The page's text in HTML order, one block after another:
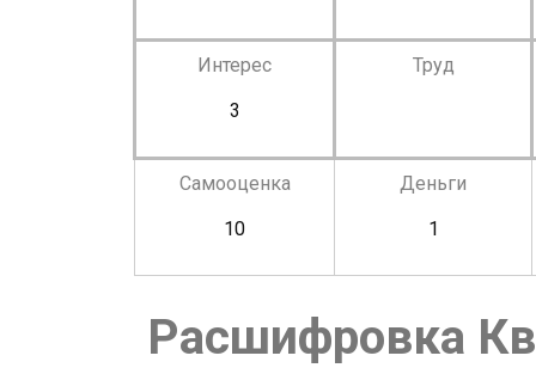
Интерес
3
Труд
Самооценка
10
Деньги
1
Расшифровка